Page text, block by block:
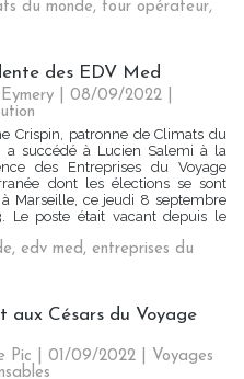
du monde, tour opérateur,
des EDV Med
| 08/09/2022
Crispin, patronne de Climats du
a succédé à Lucien Salemi à la
des Entreprises du Voyage
dont les élections se sont
Marseille, ce jeudi 8 septembre
Le poste était vacant depuis le
, edv med, entreprises du
aux Césars du Voyage
Pic | 01/09/2022
Voyages